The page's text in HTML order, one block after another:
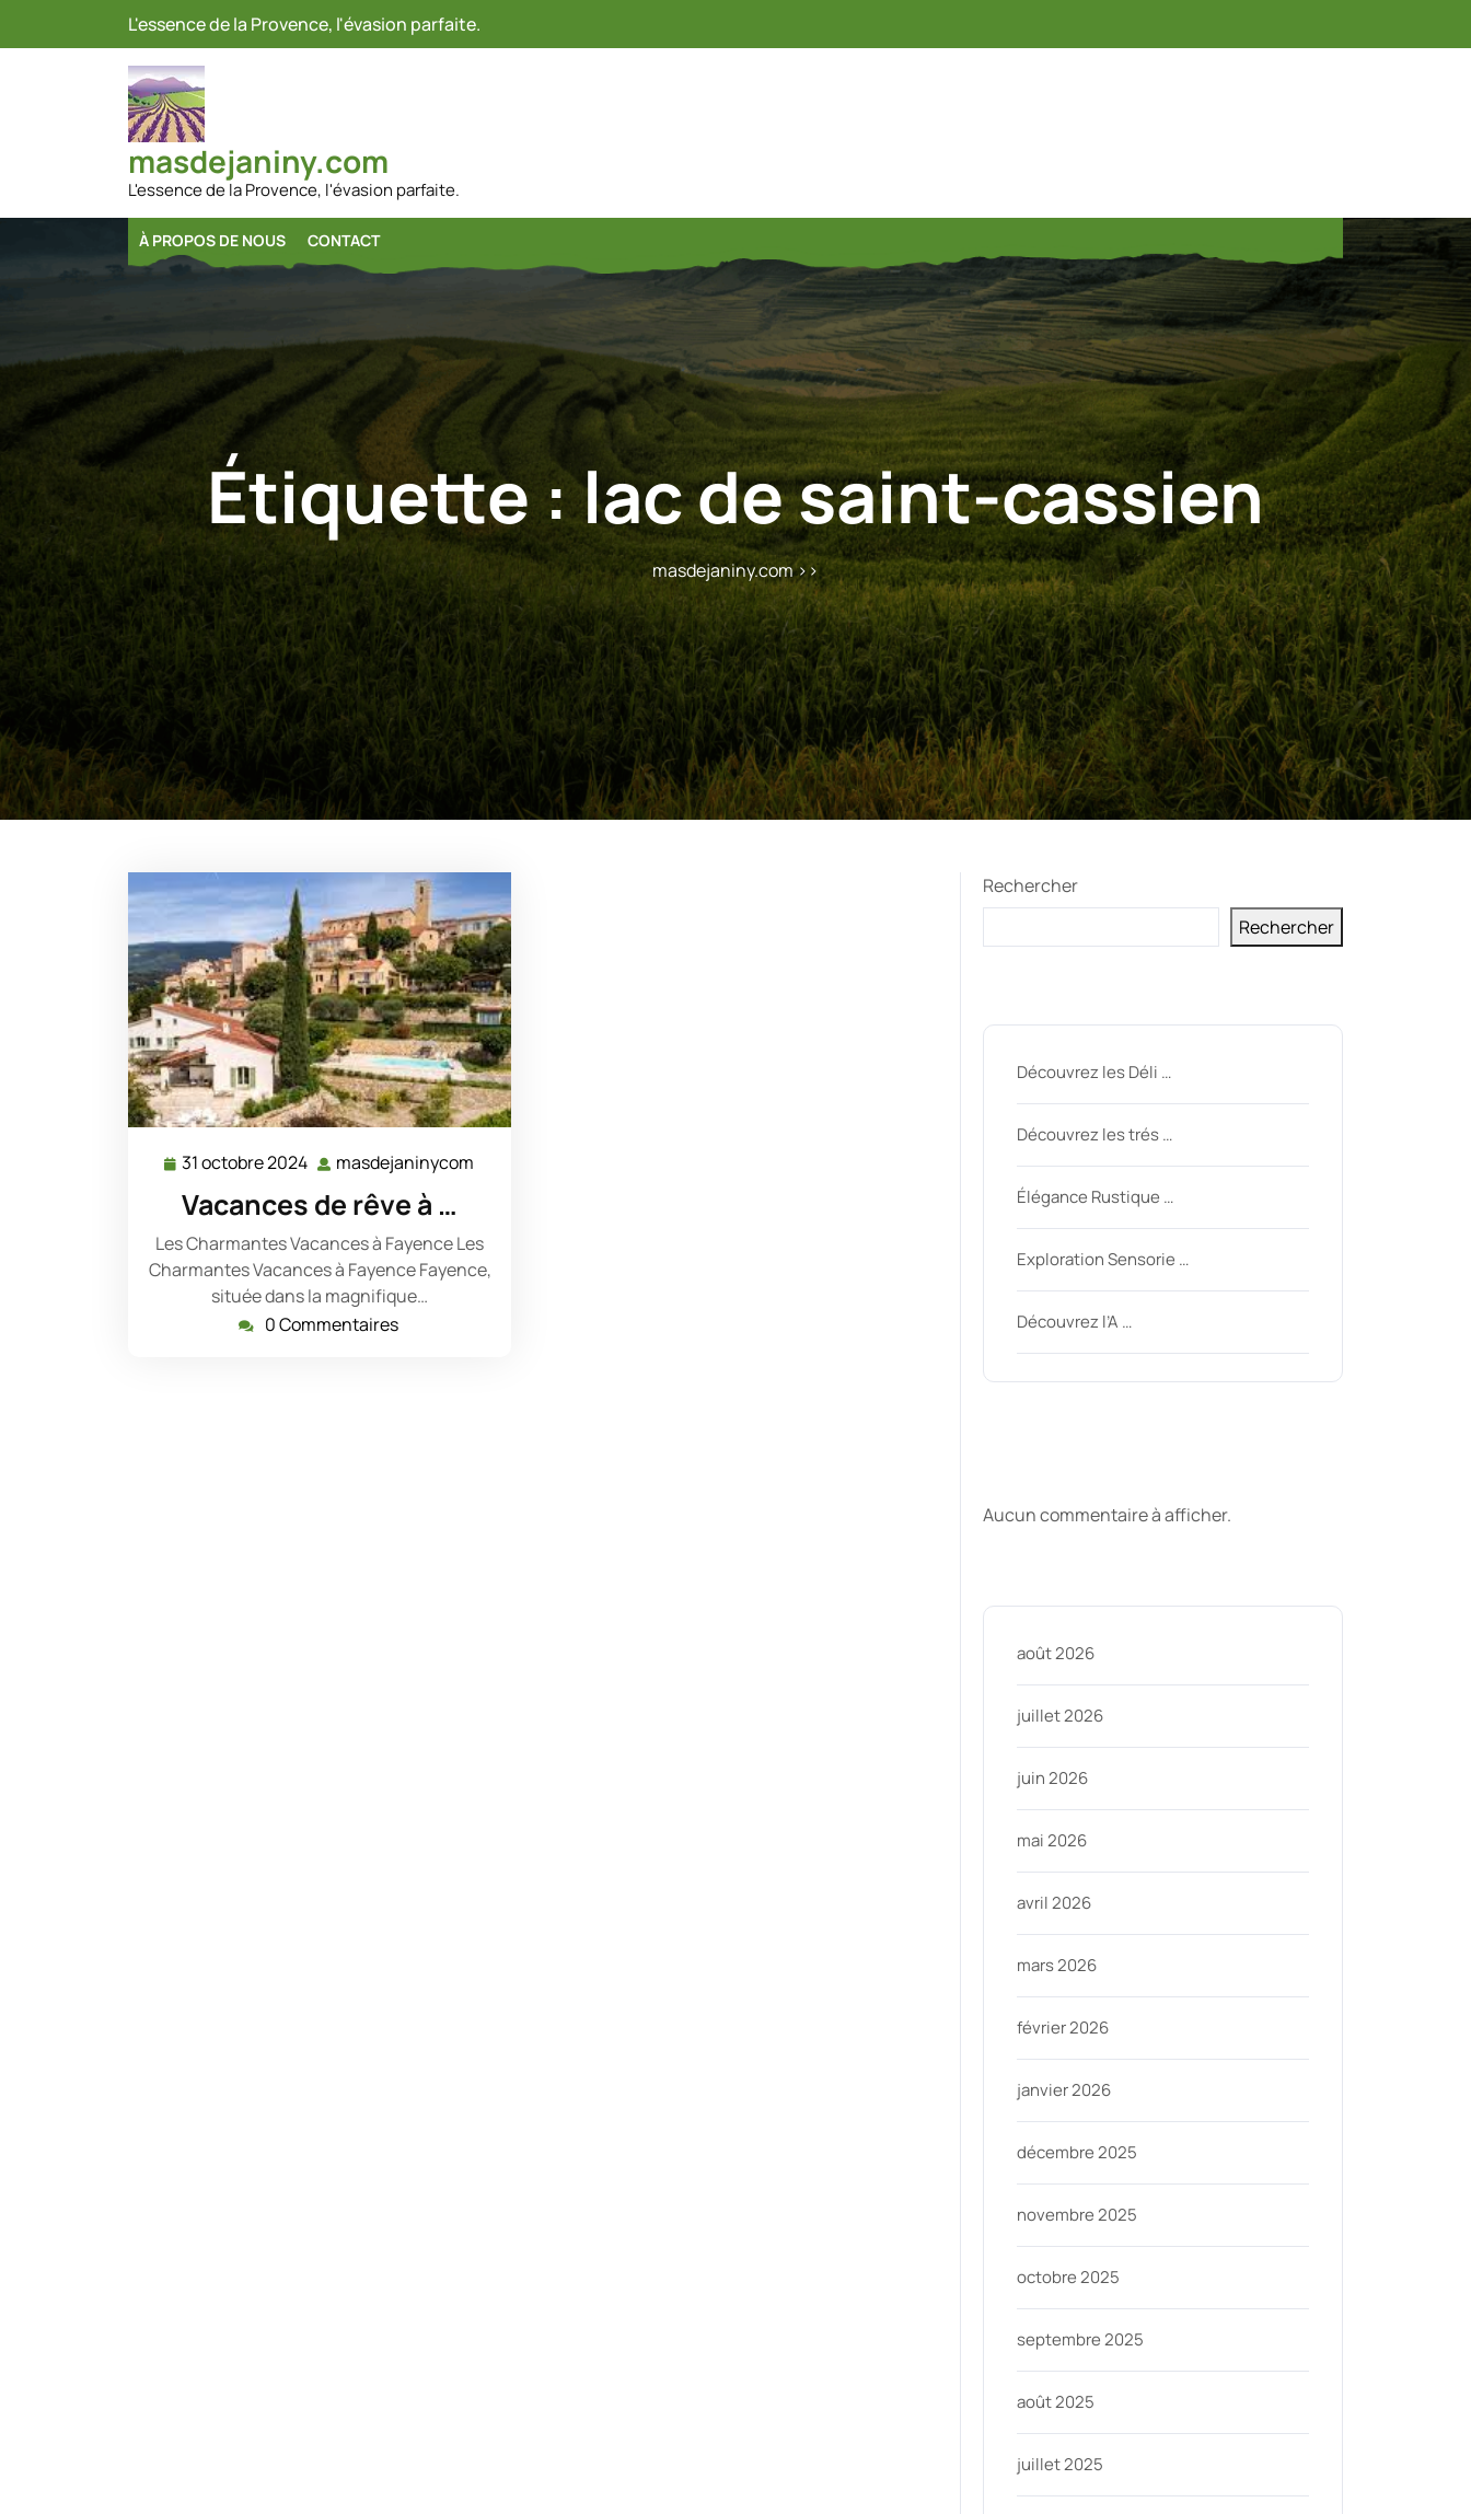
L'essence de la Provence, l'évasion parfaite.
masdejaniny.com
L'essence de la Provence, l'évasion parfaite.
À PROPOS DE NOUS CONTACT
Étiquette :lac de saint-cassien
masdejaniny.com>>
31 octobre 2024 31
octobre
2024
masdejaninycom
Vacances de rêve à …
Les Charmantes Vacances à Fayence Les
Charmantes Vacances à Fayence Fayence,
située dans la magnifique…
0 Commentaires
Rechercher
Rechercher
Découvrez les Déli …
Découvrez les trés …
Élégance Rustique …
Exploration Sensorie …
Découvrez l’A …
Aucun commentaire à afficher.
août 2026
juillet 2026
juin 2026
mai 2026
avril 2026
mars 2026
février 2026
janvier 2026
décembre 2025
novembre 2025
octobre 2025
septembre 2025
août 2025
juillet 2025